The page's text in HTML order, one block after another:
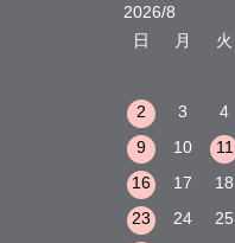
2026/8
日
月 火
2
3 4
9
10 11
16
17 18
23
24 25